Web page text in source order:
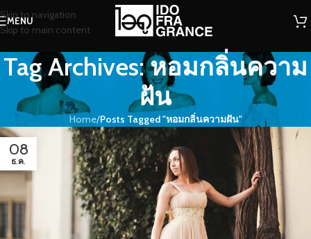
Skip to navigation
Skip to main content
MENU
Tag Archives: หอมกลิ่นความ
ฝัน
Home/Posts Tagged "หอมกลิ่นความฝัน"
08
ธ.ค.